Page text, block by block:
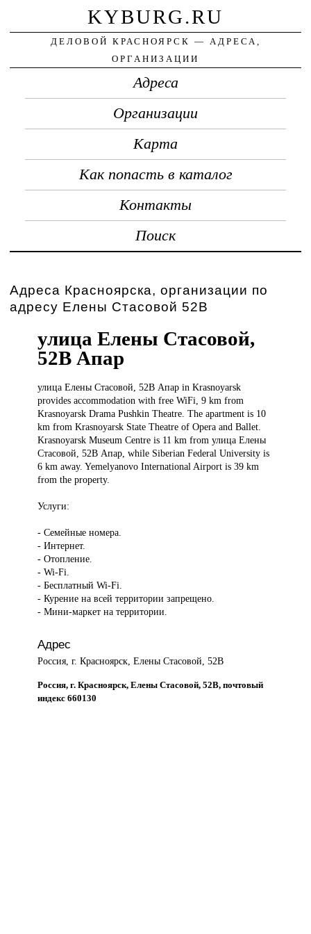
KYBURG.RU
ДЕЛОВОЙ КРАСНОЯРСК — АДРЕСА,
ОРГАНИЗАЦИИ
Адреса
Организации
Карта
Как попасть в каталог
Контакты
Поиск
Адреса Красноярска, организации по
адресу Елены Стасовой 52В
улица Елены Стасовой,
52В Апар
улица ЕленыСтасовой, 52В Апар in Krasnoyarsk
provides accommodation with free WiFi, 9 km from
Krasnoyarsk Drama Pushkin Theatre. The apartment is 10
km from Krasnoyarsk State Theatre of Opera and Ballet.
Krasnoyarsk Museum Centre is 11 km from улица Елены
Стасовой, 52В Апар, while Siberian Federal University is
6 km away. Yemelyanovo International Airport is 39 km
from the property.
Услуги:
- Семейные номера.
- Интернет.
- Отопление.
- Wi-Fi.
- Бесплатный Wi-Fi.
- Курение на всей территории запрещено.
- Мини-маркет на территории.
Адрес
Россия, г. Красноярск, Елены Стасовой, 52В
Россия, г. Красноярск, Елены Стасовой, 52В, почтовый
индекс 660130